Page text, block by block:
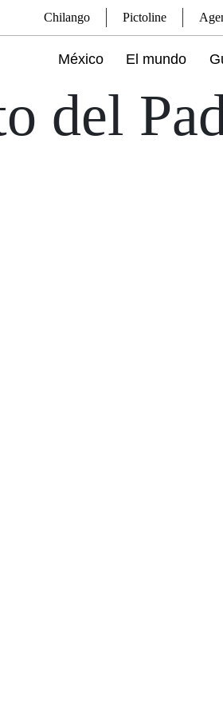
Chilango Pictoline
México El mundo
del